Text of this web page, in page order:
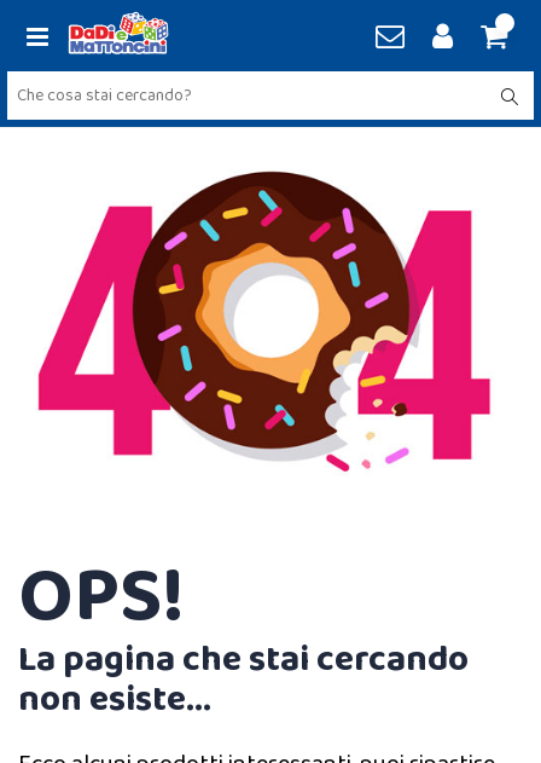
OPS!
La pagina che stai cercando
non esiste...